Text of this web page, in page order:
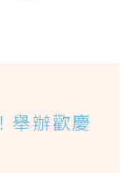
舉辦歡慶